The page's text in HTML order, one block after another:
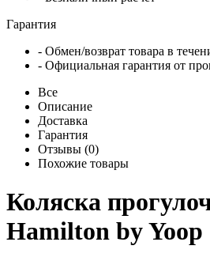
Гарантия
- Обмен/возврат товара в
- Официальная гарантия от
Все
Описание
Доставка
Гарантия
Отзывы (0)
Похожие товары
Коляска
Hamilton by Yoop